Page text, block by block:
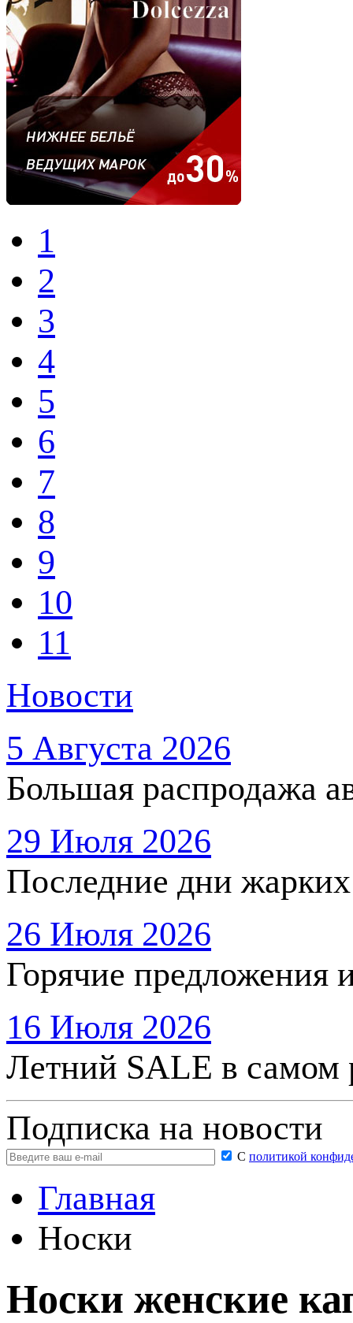
1
2
3
4
5
6
7
8
9
10
11
Новости
5 Августа 2026
Большая распродажа
29 Июля 2026
Последние дни
26 Июля 2026
Горячие предложения
16 Июля 2026
Летний SALE в самом
Подписка на новости
С политикой
Главная
Носки
Носки женские